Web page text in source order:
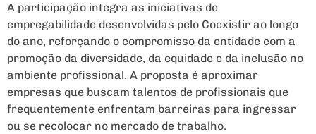
A participação integra as iniciativas de
empregabilidade desenvolvidas pelo Coexistir ao longo
do ano, reforçando o compromisso da entidade com a
promoção da diversidade, da equidade e da inclusão no
ambiente profissional. A proposta é aproximar
empresas que buscam talentos de profissionais que
frequentemente enfrentam barreiras para ingressar
ou se recolocar no mercado de trabalho.